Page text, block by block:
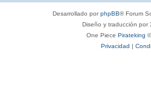
Desarrollado porphpBB® Forum
Diseño y traducción por
One Piece Pirateking
Privacidad |